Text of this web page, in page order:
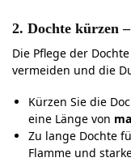
2. Dochte kürzen
Die Pflege der
vermeiden und die
Kürzen Sie die
eine Länge von
Zu lange Dochte
Flamme und